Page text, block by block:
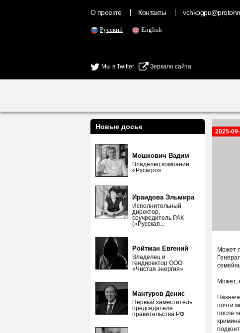
О проекте Контакты
Русский English
Мы в Twitter Зеркало сайта
Новые досье
Мошкович Вадим
Владелец компании
«Русагро»
Ираидова Эльмира
Исполнительный
директор,
соучредитель РАК
(«Русская...
Ройтман Евгений
Владелец и
гендиректор ООО
«Чистая энергия»
Мантуров Денис
Первый заместитель
председателя
правительства РФ
2025-
Может
Может,
почти
после